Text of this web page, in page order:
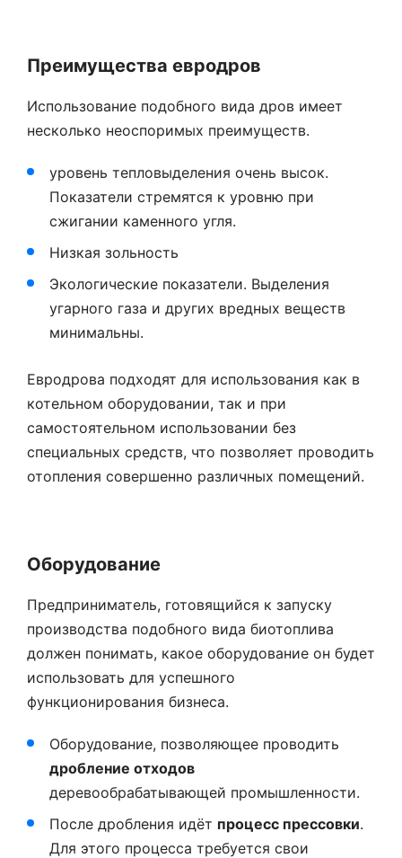
Преимущества евродров
Использование подобного вида дров имеет
несколько неоспоримых преимуществ.
уровень тепловыделения очень высок.
Показатели стремятся к уровню при
сжигании каменного угля.
Низкая зольность
Экологические показатели. Выделения
угарного газа и других вредных веществ
минимальны.
Евродрова подходят для использования как в
котельном оборудовании, так и при
самостоятельном использовании без
специальных средств, что позволяет проводить
отопления совершенно различных помещений.
Оборудование
Предприниматель, готовящийся к запуску
производства подобного вида биотоплива
должен понимать, какое оборудование он будет
использовать для успешного
функционирования бизнеса.
Оборудование, позволяющее проводить
дробление отходов
деревообрабатывающей промышленности.
После дробления идёт процесс прессовки.
Для этого процесса требуется свои